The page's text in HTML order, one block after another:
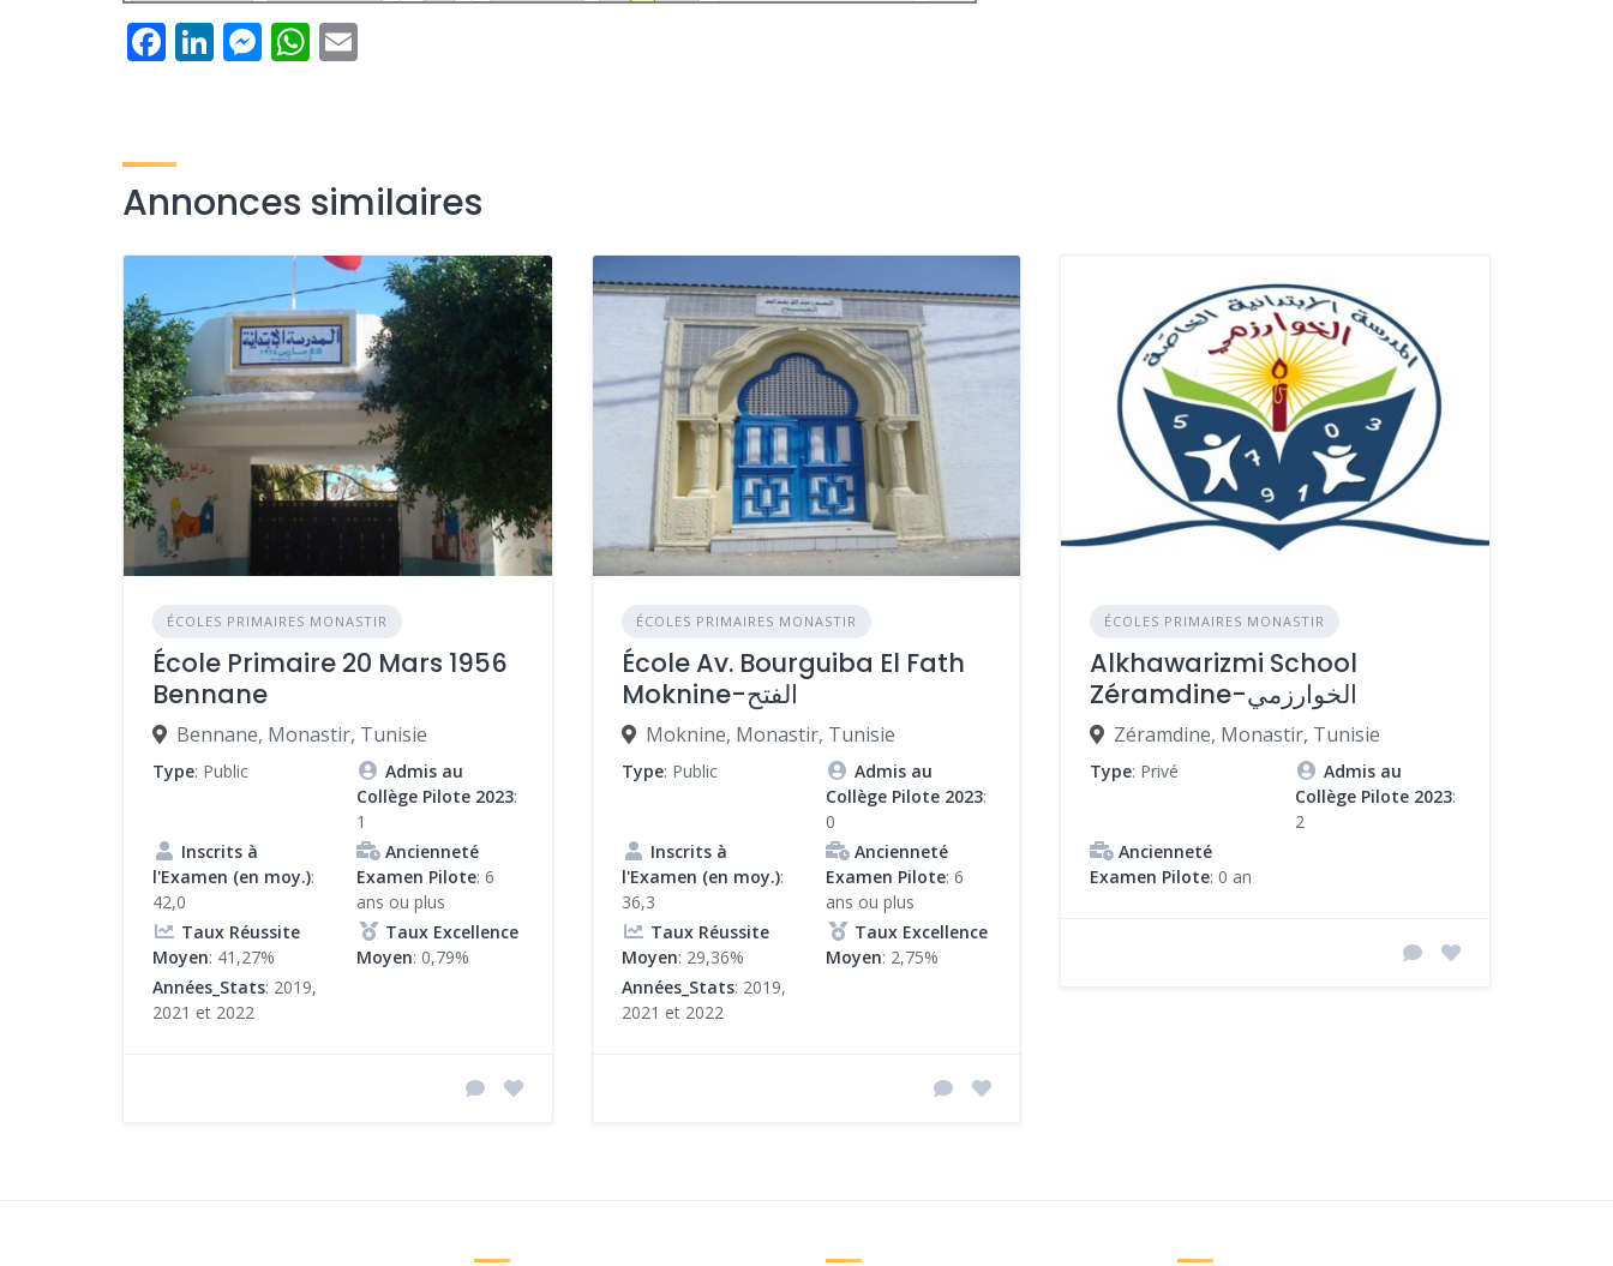
Facebook
LinkedIn
Messenger
WhatsApp
Annonces similaires
ÉCOLES PRIMAIRES MONASTIR
École Primaire 20 Mars 1956
Bennane
Bennane, Monastir, Tunisie
Type: Public
Admis au
Collège Pilote 2023:
1
Inscrits à
l'Examen (en moy.):
42,0
Ancienneté
Examen Pilote: 6
ans ou plus
Taux Réussite
Moyen: 41,27%
Taux Excellence
Moyen: 0,79%
Années_Stats: 2019,
2021 et 2022
ÉCOLES PRIMAIRES MONASTIR
École Av. Bourguiba El Fath
Moknine-الفتح
Moknine, Monastir, Tunisie
Type: Public
Admis au
Collège Pilote 2023:
0
Inscrits à
l'Examen (en moy.):
36,3
Ancienneté
Examen Pilote: 6
ans ou plus
Taux Réussite
Moyen: 29,36%
Taux Excellence
Moyen: 2,75%
Années_Stats: 2019,
2021 et 2022
ÉCOLES PRIMAIRES MONASTIR
Alkhawarizmi School
Zéramdine-الخوارزمي
Zéramdine, Monastir, Tunisie
Type: Privé
Admis au
Collège Pilote 2023:
2
Ancienneté
Examen Pilote: 0 an